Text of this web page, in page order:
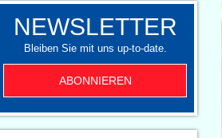
NEWSLETTER
Bleiben Sie mit uns up-to-date.
ABONNIEREN